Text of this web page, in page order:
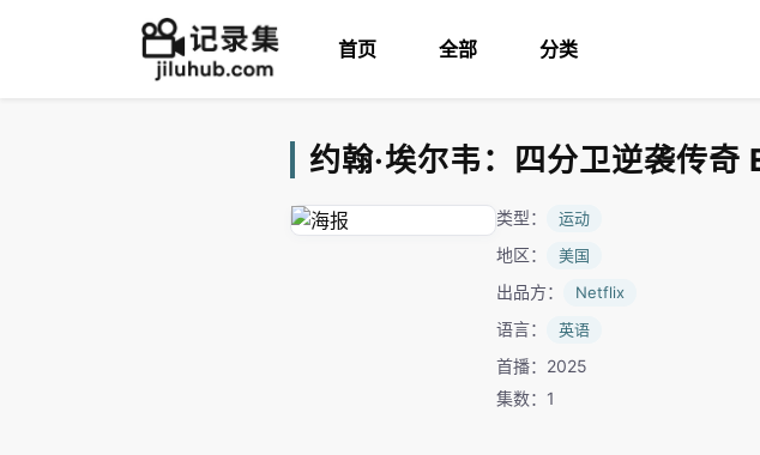
首页 全部 分类
约翰·埃尔韦：四分卫逆袭传奇
类型： 运动
地区： 美国
出品方： Netflix
语言： 英语
首播：2025
集数：1